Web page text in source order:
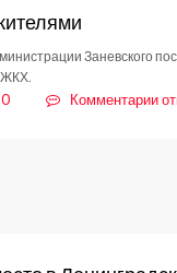
Заневского
ЖКХ.
Комментариик